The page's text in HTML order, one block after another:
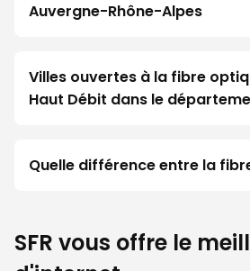
Auvergne-Rhône-Alpes
Villes ouvertes à la fibre
Haut Débit dans le
Quelle différence entre la
SFR vous offre le